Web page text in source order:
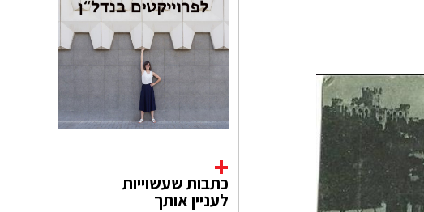
כתבות שעשוייות
לעניין אותך